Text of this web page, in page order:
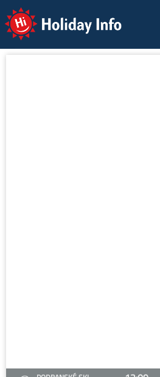
Holiday Info